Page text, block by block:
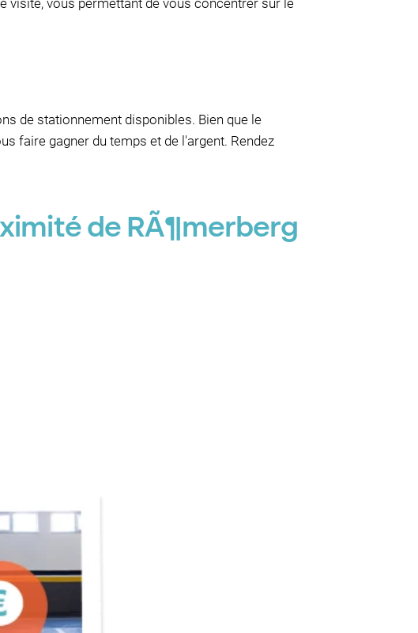
visite, vous permettant de vous concentrer sur le
de stationnement disponibles. Bien que le
faire gagner du temps et de l'argent. Rendez
de RÃ¶merberg